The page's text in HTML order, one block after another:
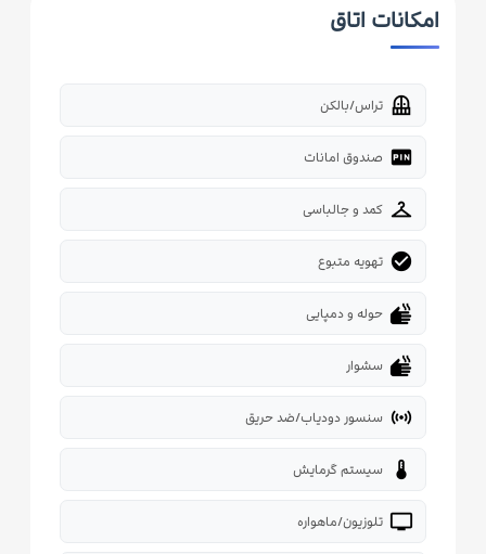
امکانات اتاق
balcony تراس/بالکن
fiber_pin صندوق امانات
checkroom کمد و جالباسی
check_circle تهویه متبوع
dry حوله و دمپایی
dry سشوار
sensors سنسور دودیاب/ضد حریق
thermostat سیستم گرمایش
tv تلوزیون/ماهواره